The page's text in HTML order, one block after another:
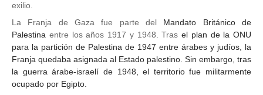
exilio.
La Franja de Gaza fue parte del
Mandato Británico de
Palestina entre los años 1917 y 1948. Tras el plan de la ONU
para la partición de Palestina de 1947 entre árabes y judíos, la
Franja quedaba asignada al Estado palestino. Sin embargo, tras
la guerra árabe-israelí de 1948 , el territorio fue militarmente
ocupado por Egipto